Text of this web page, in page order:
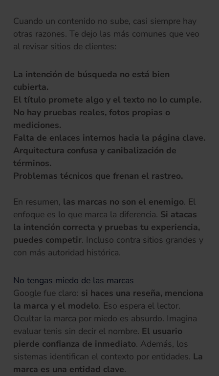
Cuando un contenido no sube, casi siempre hay
otras razones. Te dejo las más comunes que veo
al revisar sitios de clientes:
La intención de búsqueda no está bien
cubierta.
El título promete algo y el texto no lo cumple.
No hay pruebas reales, fotos propias o
mediciones.
Falta de enlaces internos hacia la página clave.
Arquitectura confusa y canibalización de
términos.
Problemas técnicos que frenan el rastreo.
En resumen, las marcas no son el enemigo. El
enfoque es lo que marca la diferencia. Si atacas
la intención correcta y pruebas tu experiencia,
puedes competir. Incluso contra sitios grandes y
con más autoridad histórica.
No tengas miedo de las marcas
Google fue claro: si haces una reseña, menciona
la marca y el modelo. Eso espera el lector.
Ocultar la marca por miedo es absurdo. Imagina
evaluar tenis sin decir el nombre. El usuario
pierde confianza de inmediato. Además, los
sistemas identifican el contexto por entidades. La
marca es una entidad clave.